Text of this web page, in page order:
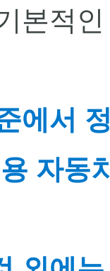
본적
에서
자동